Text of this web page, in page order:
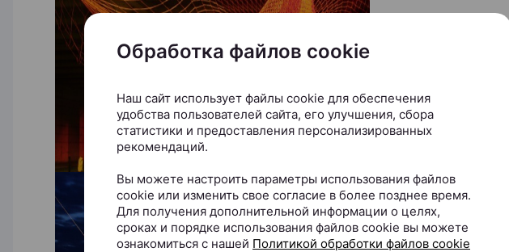
Обработка файлов cookie
Наш сайт использует файлы cookie для обеспечения
удобства пользователей сайта, его улучшения, сбора
статистики и предоставления персонализированных
рекомендаций.
Вы можете настроить параметры использования файлов
cookie или изменить свое согласие в более позднее время.
Для получения дополнительной информации о целях,
сроках и порядке использования файлов cookie вы можете
ознакомиться с нашей Политикой обработки файлов cookie